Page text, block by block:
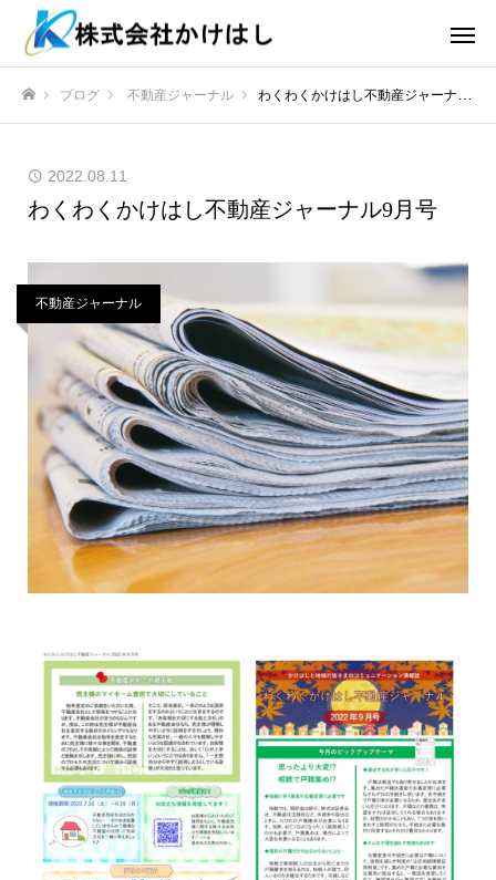
ブログ 不動産ジャーナル わくわくかけはし不動産ジャーナル9月号
2022.08.11
わくわくかけはし不動産ジャーナル9月号
不動産ジャーナル